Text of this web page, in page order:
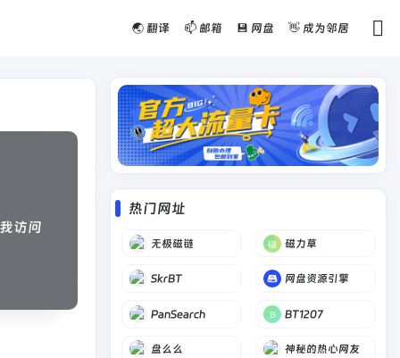
🌏 翻译 📫 邮箱 💾 网盘 👋 成为邻居
访问
热门网址
无极磁链 磁力草
SkrBT 网盘资源引擎
PanSearch BT1207
盘么么 神秘的热心网友